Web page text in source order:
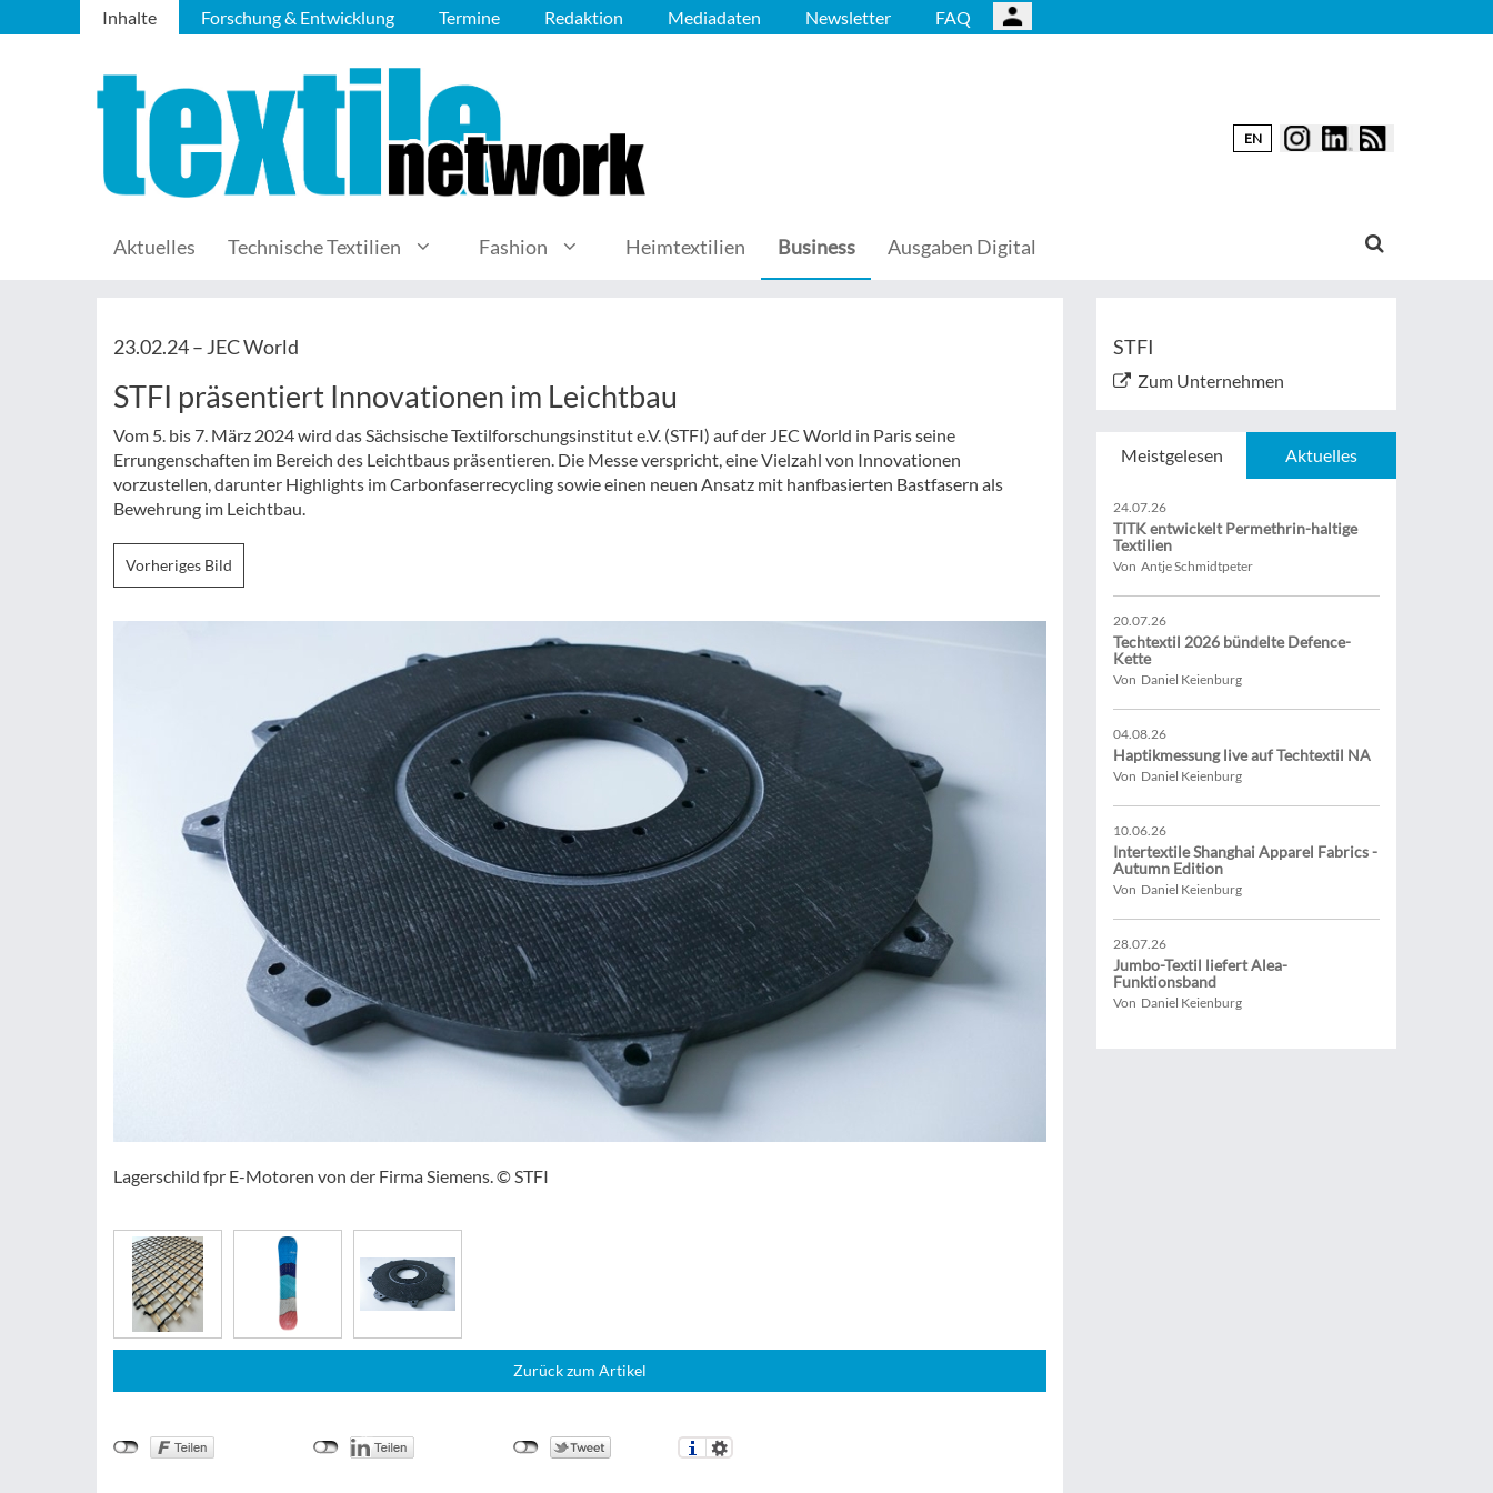
Inhalte Forschung & Entwicklung Termine Redaktion Mediadaten Newsletter FAQ
EN
Aktuelles Technische Textilien Fashion Heimtextilien Business Ausgaben Digital
23.02.24 – JEC World
STFI präsentiert Innovationen im Leichtbau
Vom 5. bis 7. März 2024 wird das Sächsische Textilforschungsinstitut e.V. (STFI) auf der JEC World in Paris seine
Errungenschaften im Bereich des Leichtbaus präsentieren. Die Messe verspricht, eine Vielzahl von Innovationen
vorzustellen, darunter Highlights im Carbonfaserrecycling sowie einen neuen Ansatz mit hanfbasierten Bastfasern als
Bewehrung im Leichtbau.
Vorheriges Bild
Lagerschild fpr E-Motoren von der Firma Siemens. © STFI
Zurück zum Artikel
STFI
Zum Unternehmen
Meistgelesen Aktuelles
24.07.26
TITK entwickelt Permethrin-haltige
Textilien
Von Antje Schmidtpeter
20.07.26
Techtextil 2026 bündelte Defence-
Kette
Von Daniel Keienburg
04.08.26
Haptikmessung live auf Techtextil NA
Von Daniel Keienburg
10.06.26
Intertextile Shanghai Apparel Fabrics -
Autumn Edition
Von Daniel Keienburg
28.07.26
Jumbo-Textil liefert Alea-
Funktionsband
Von Daniel Keienburg